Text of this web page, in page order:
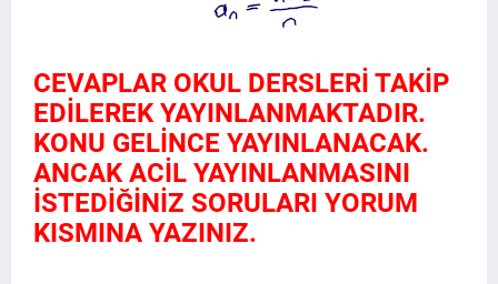
CEVAPLAR OKUL DERSLERİ TAKİP
EDİLEREK YAYINLANMAKTADIR.
KONU GELİNCE YAYINLANACAK.
ANCAK ACİL YAYINLANMASINI
İSTEDİĞİNİZ SORULARI YORUM
KISMINA YAZINIZ.